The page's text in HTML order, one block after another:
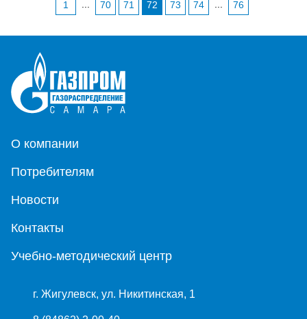
1 70 71 72 73 74 76
О компании
Потребителям
Новости
Контакты
Учебно-методический центр
г. Жигулевск, ул. Никитинская, 1